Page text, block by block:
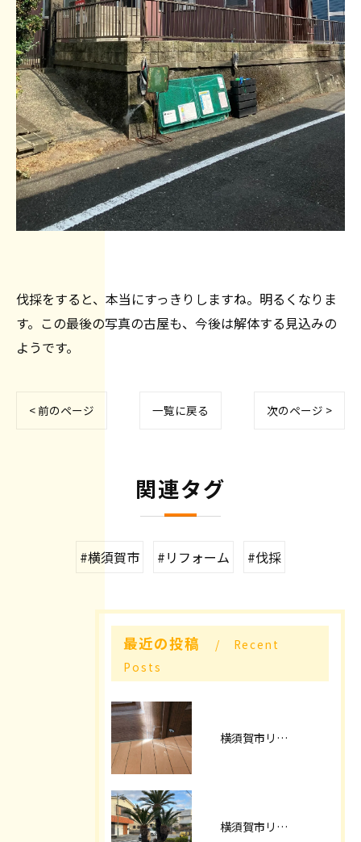
伐採をすると、本当にすっきりしますね。明るくなりま
す。この最後の写真の古屋も、今後は解体する見込みの
ようです。
< 前のページ 一覧に戻る 次のページ >
関連タグ
#横須賀市 #リフォーム #伐採
最近の投稿
Recent
Posts
横須賀市リフォーム リペア工事
横須賀市リフォーム ソテツ移植